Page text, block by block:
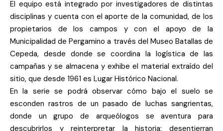
El equipo está integrado por investigadores de distintas
disciplinas y cuenta con el aporte de la comunidad, de los
propietarios de los campos y con el apoyo de la
Municipalidad de Pergamino a través del Museo Batallas de
Cepeda, desde donde se coordina la logística de las
campañas y se almacena y exhibe el material extraído del
sitio, que desde 1961 es Lugar Histórico Nacional.
En la serie se podrá observar cómo bajo el suelo se
esconden rastros de un pasado de luchas sangrientas,
donde un grupo de arqueólogos se aventura para
descubrirlos y reinterpretar la historia; desentierran